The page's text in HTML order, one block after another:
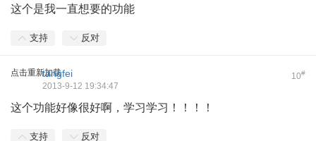
这个是我一直想要的功能
支持 反对
点击重新加载 10#
tangfei
2013-9-12 19:34:47
这个功能好像很好啊，学习学习！！！！
支持 反对